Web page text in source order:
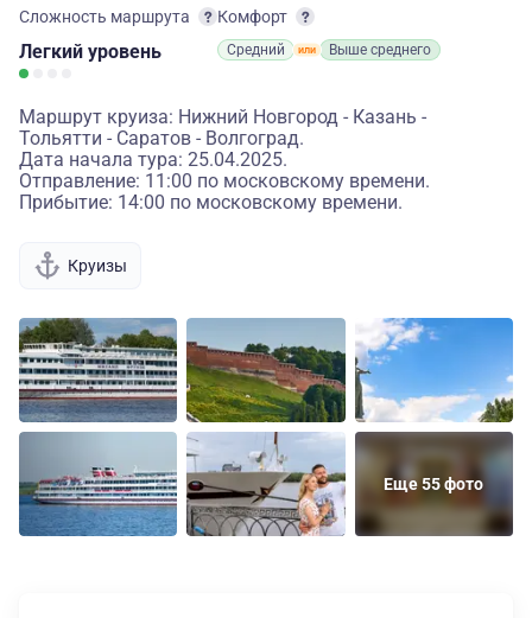
Сложность маршрута
Легкий уровень
Комфорт
Средний Выше среднего
Маршрут круиза: Нижний Новгород - Казань -
Тольятти - Саратов - Волгоград.
Дата начала тура: 25.04.2025.
Отправление: 11:00 по московскому времени.
Прибытие: 14:00 по московскому времени.
Круизы
Еще 55 фото